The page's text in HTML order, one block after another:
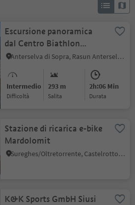
Escursione panoramica
dal Centro Biathlon
attraverso la Malga
Anterselva di Mezzo
Anterselva di Sopra, Rasun Anterselva, Regione dolomitica Plan de Corones
Intermedio
Difficoltà
293 m
Salita
2h:06 Min
durata
Stazione di ricarica e-bike
Mardolomit
Sureghes/Oltretorrente, Castelrotto, Regione dolomitica Alpe di Siusi
K&K Sports GmbH Siusi